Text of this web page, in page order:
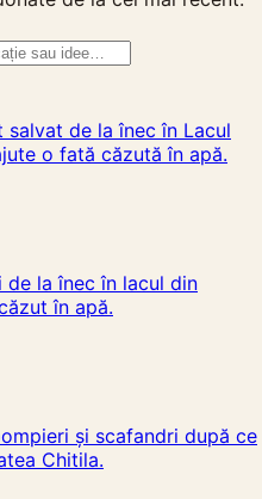
de la înec în Lacul
o fată căzută în apă.
la înec în lacul din
în apă.
și scafandri după ce
Chitila.